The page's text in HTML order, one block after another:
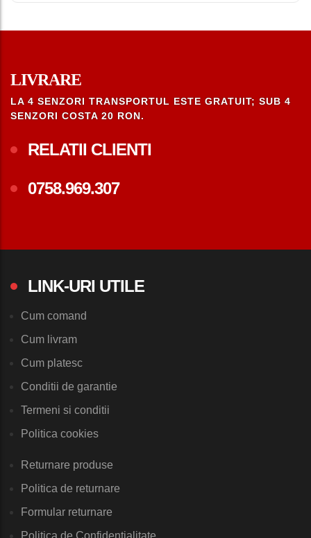
LIVRARE
LA 4 SENZORI TRANSPORTUL ESTE GRATUIT; SUB 4
SENZORI COSTA 20 RON.
RELATII CLIENTI
0758.969.307
LINK-URI UTILE
Cum comand
Cum livram
Cum platesc
Conditii de garantie
Termeni si conditii
Politica cookies
Returnare produse
Politica de returnare
Formular returnare
Politica de Confidentialitate